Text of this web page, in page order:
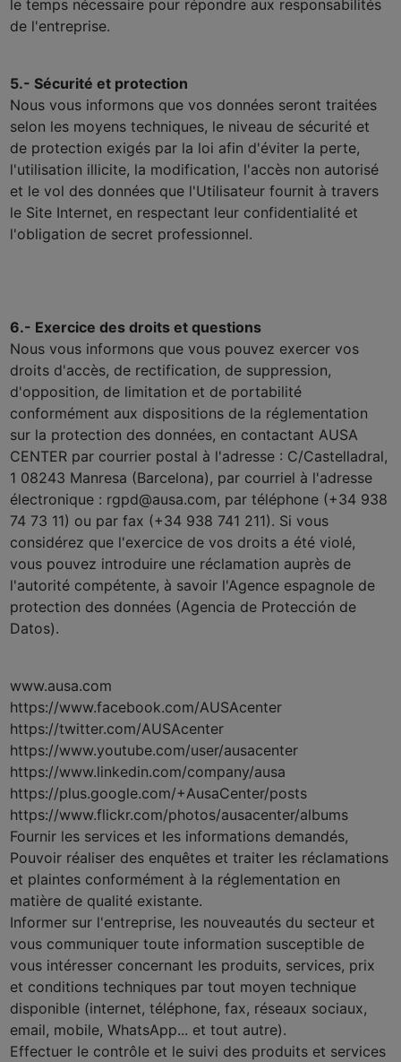
le temps nécessaire pour répondre aux responsabilités
de l'entreprise.
5.- Sécurité et protection
Nous vous informons que vos données seront traitées
selon les moyens techniques, le niveau de sécurité et
de protection exigés par la loi afin d'éviter la perte,
l'utilisation illicite, la modification, l'accès non autorisé
et le vol des données que l'Utilisateur fournit à travers
le Site Internet, en respectant leur confidentialité et
l'obligation de secret professionnel.
6.- Exercice des droits et questions
Nous vous informons que vous pouvez exercer vos
droits d'accès, de rectification, de suppression,
d'opposition, de limitation et de portabilité
conformément aux dispositions de la réglementation
sur la protection des données, en contactant AUSA
CENTER par courrier postal à l'adresse : C/Castelladral,
1 08243 Manresa (Barcelona), par courriel à l'adresse
électronique : rgpd@ausa.com, par téléphone (+34 938
74 73 11) ou par fax (+34 938 741 211). Si vous
considérez que l'exercice de vos droits a été violé,
vous pouvez introduire une réclamation auprès de
l'autorité compétente, à savoir l'Agence espagnole de
protection des données (Agencia de Protección de
Datos).
www.ausa.com
https://www.facebook.com/AUSAcenter
https://twitter.com/AUSAcenter
https://www.youtube.com/user/ausacenter
https://www.linkedin.com/company/ausa
https://plus.google.com/+AusaCenter/posts
https://www.flickr.com/photos/ausacenter/albums
Fournir les services et les informations demandés,
Pouvoir réaliser des enquêtes et traiter les réclamations
et plaintes conformément à la réglementation en
matière de qualité existante.
Informer sur l'entreprise, les nouveautés du secteur et
vous communiquer toute information susceptible de
vous intéresser concernant les produits, services, prix
et conditions techniques par tout moyen technique
disponible (internet, téléphone, fax, réseaux sociaux,
email, mobile, WhatsApp... et tout autre).
Effectuer le contrôle et le suivi des produits et services